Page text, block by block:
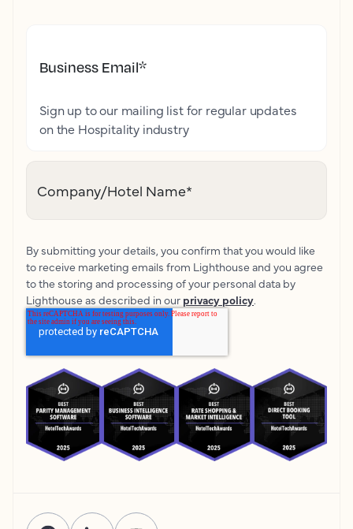
Business Email*
Sign up to our mailing list for regular updates
on the Hospitality industry
Company/Hotel Name*
By submitting your details, you confirm that you would like
to receive marketing emails from Lighthouse and you agree
to the storing and processing of your personal data by
Lighthouse as described in our privacy policy.